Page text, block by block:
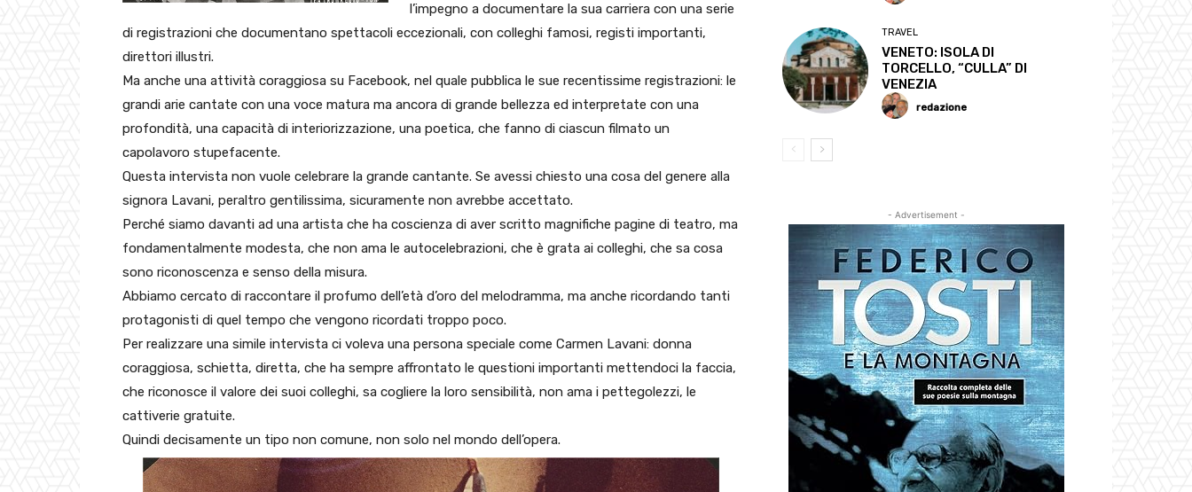
l’impegno a documentare la sua carriera con una serie
di registrazioni che documentano spettacoli eccezionali, con colleghi famosi, registi importanti,
direttori illustri.
Ma anche una attività coraggiosa su Facebook, nel quale pubblica le sue recentissime registrazioni: le
grandi arie cantate con una voce matura ma ancora di grande bellezza ed interpretate con una
profondità, una capacità di interiorizzazione, una poetica, che fanno di ciascun filmato un
capolavoro stupefacente.
Questa intervista non vuole celebrare la grande cantante. Se avessi chiesto una cosa del genere alla
signora Lavani, peraltro gentilissima, sicuramente non avrebbe accettato.
Perché siamo davanti ad una artista che ha coscienza di aver scritto magnifiche pagine di teatro, ma
fondamentalmente modesta, che non ama le autocelebrazioni, che è grata ai colleghi, che sa cosa
sono riconoscenza e senso della misura.
Abbiamo cercato di raccontare il profumo dell’età d’oro del melodramma, ma anche ricordando tanti
protagonisti di quel tempo che vengono ricordati troppo poco.
Per realizzare una simile intervista ci voleva una persona speciale come Carmen Lavani: donna
coraggiosa, schietta, diretta, che ha sempre affrontato le questioni importanti mettendoci la faccia,
che riconosce il valore dei suoi colleghi, sa cogliere la loro sensibilità, non ama i pettegolezzi, le
cattiverie gratuite.
Quindi decisamente un tipo non comune, non solo nel mondo dell’opera.
TRAVEL
VENETO: ISOLA DI
TORCELLO, “CULLA” DI
VENEZIA
redazione
- Advertisement -